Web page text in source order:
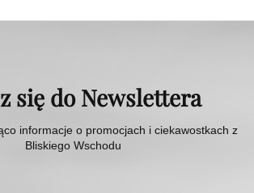
się do Newslettera
informacje o promocjach i ciekawostkach z
Bliskiego Wschodu